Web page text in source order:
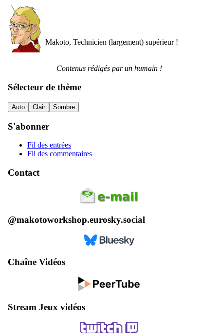
Makoto, Technicien (largement) supérieur !
Contenus rédigés par un humain !
Sélecteur de thème
Auto Clair Sombre
S'abonner
Fil des entrées
Fil des commentaires
Contact
@makotoworkshop.eurosky.social
Chaîne Vidéos
Stream Jeux vidéos